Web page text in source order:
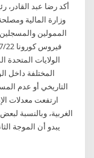
أكد رضا عبد
وزارة المالية
الممولين
الولايات المتحدة
المختلفة داخل
ارتفعت معدلات
الغربية، وبالنسبة
يبدو أن الموجة